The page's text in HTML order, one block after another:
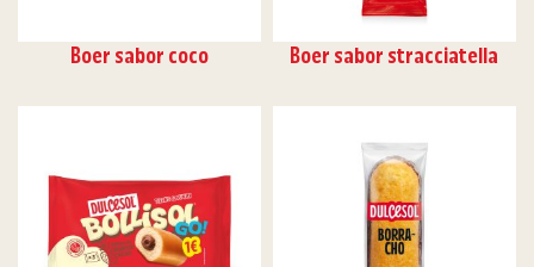
Boer sabor coco Boer sabor stracciatella